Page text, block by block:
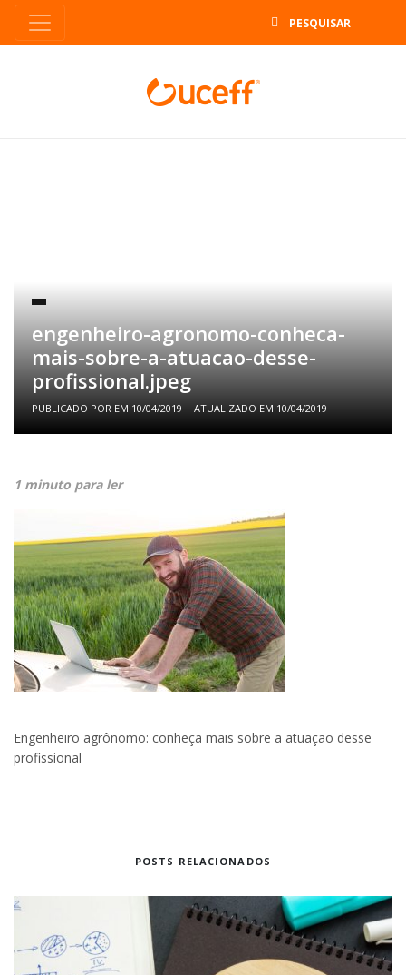
engenheiro-agronomo-conheca-
mais-sobre-a-atuacao-desse-
profissional.jpeg
PUBLICADO POR EM 10/04/2019 | ATUALIZADO EM 10/04/2019
1 minuto para ler
Engenheiro agrônomo: conheça mais sobre a atuação desse
profissional
POSTS RELACIONADOS